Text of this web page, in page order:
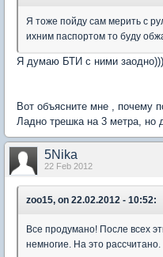
Я тоже пойду сам мерить с
ихним паспортом то буду
Я думаю БТИ с ними заодно)))
Вот объясните мне , почему
Ладно трешка на 3 метра, но
5Nika
22 Feb 2012
zoo15, on 22.02.2012 - 10:52:
Все продумано! После всех
немногие. На это рассчитано.